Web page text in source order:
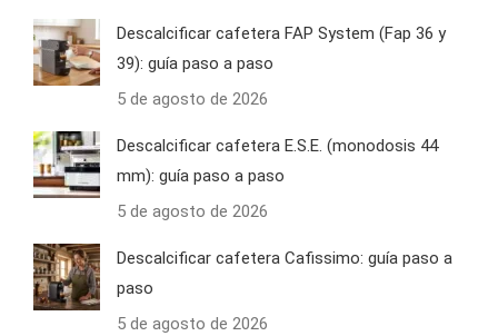
Descalcificar cafetera FAP System (Fap 36 y
39): guía paso a paso
5 de agosto de 2026
Descalcificar cafetera E.S.E. (monodosis 44
mm): guía paso a paso
5 de agosto de 2026
Descalcificar cafetera Cafissimo: guía paso a
paso
5 de agosto de 2026